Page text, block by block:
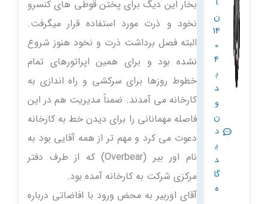
ا
ن
14
0
4
ب
د
و
ن
د
ی
د
گا
ه
بخار این دیگ برای پختن قوطی های کنسرو
نخود و ذرت مورد استفاده قرار میگرفت.
البته فصل برداشت ذرت و نخود هنوز شروع
نشده بود و برای همین اپراتورهای تمام
خطوط روزها برای سرکشی و راه اندازی به
کارخانه می آمدند. ضمناً مدیریت هم در این
فاصله مهمانانی را برای دیدن خط به کارخانه
دعوت می کرد و مهم تر از همه آقایی بود به
نام اور بیر (Overbear) که از طرف دفتر
مرکزی شرکت به کارخانه آمده بود.
آقای اوربیر به محض ورود با افاضاتی درباره